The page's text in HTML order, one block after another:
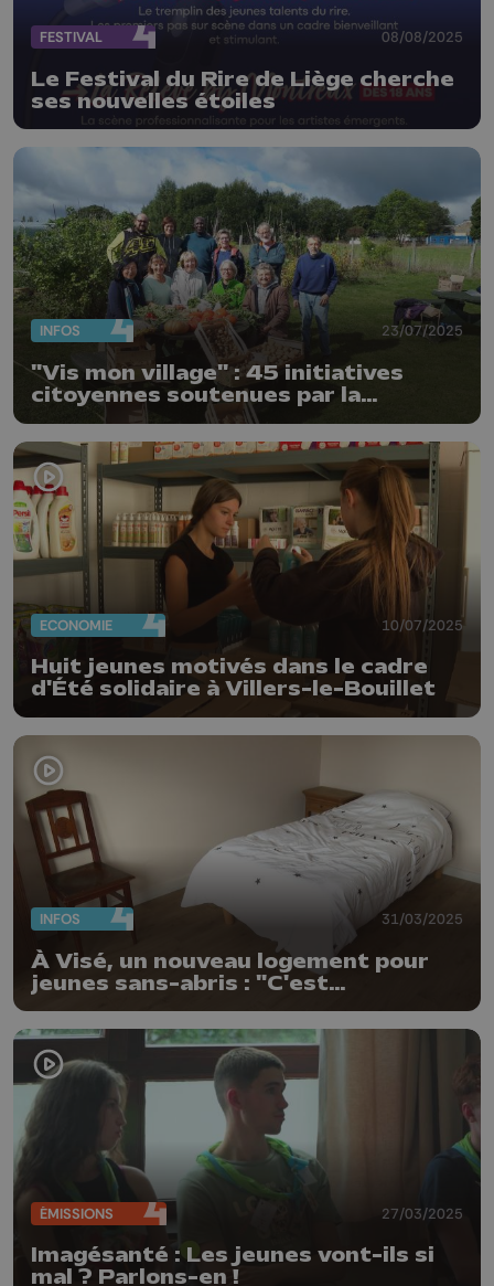
FESTIVAL 08/08/2025
Le Festival du Rire de Liège cherche
ses nouvelles étoiles
INFOS 23/07/2025
"Vis mon village" : 45 initiatives
citoyennes soutenues par la
Fondation Roi Baudouin
ECONOMIE 10/07/2025
Huit jeunes motivés dans le cadre
d'Été solidaire à Villers-le-Bouillet
INFOS 31/03/2025
À Visé, un nouveau logement pour
jeunes sans-abris : "C'est
l'accompagnement qui fait qu'on
arrive à les sortir de la rue"
ÉMISSIONS 27/03/2025
Imagésanté : Les jeunes vont-ils si
mal ? Parlons-en !